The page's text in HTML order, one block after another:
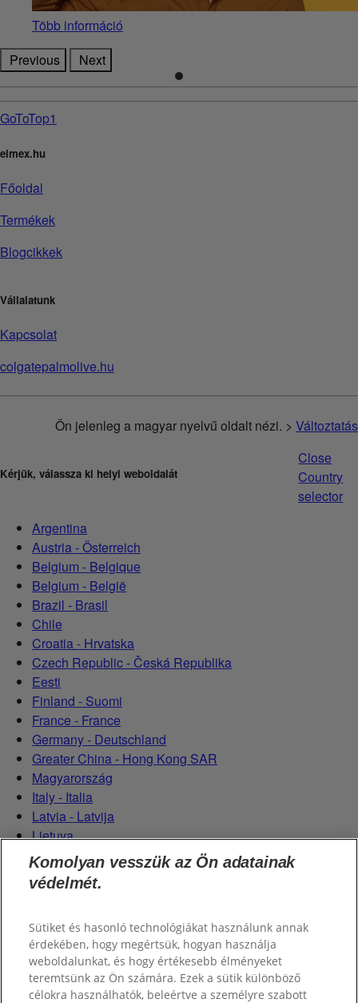
Több információ
Previous
Next
GoToTop1
elmex.hu
Főoldal
Termékek
Blogcikkek
Vállalatunk
Kapcsolat
colgatepalmolive.hu
Ön jelenleg a magyar nyelvű oldalt nézi. > Változtatás
Kérjük, válassza ki helyi weboldalát
Close
Country
selector
Argentina
Austria - Österreich
Belgium - Belgique
Belgium - België
Brazil - Brasil
Chile
Croatia - Hrvatska
Czech Republic - Česká Republika
Eesti
Finland - Suomi
France - France
Germany - Deutschland
Greater China - Hong Kong SAR
Magyarország
Italy - Italia
Latvia - Latvija
Lietuva
Netherlands - Nederland
Poland - Polska
România
Slovensko
Slovenija
Switzerland (Schweiz)
Switzerland (Suisse)
Komolyan vesszük az Ön adatainak
védelmét.
Sütiket és hasonló technológiákat használunk annak
érdekében, hogy megértsük, hogyan használja
weboldalunkat, és hogy értékesebb élményeket
teremtsünk az Ön számára. Ezek a sütik különböző
célokra használhatók, beleértve a személyre szabott